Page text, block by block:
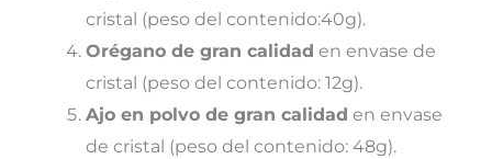
cristal (peso del contenido:40g).
Orégano de gran calidad en envase de
cristal (peso del contenido: 12g).
Ajo en polvo de gran calidad en envase
de cristal (peso del contenido: 48g).